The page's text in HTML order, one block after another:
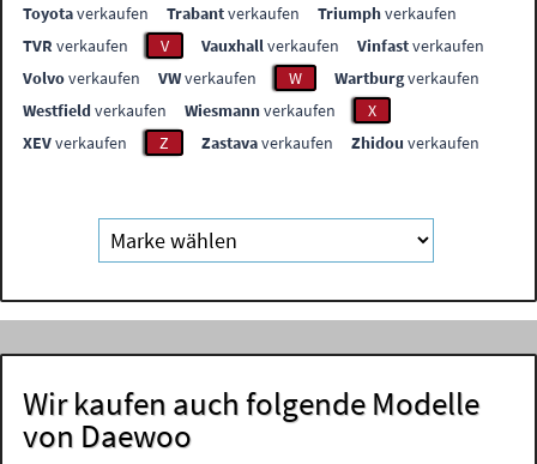
Toyotaverkaufen Trabantverkaufen Triumphverkaufen
TVR verkaufen V Vauxhallverkaufen Vinfastverkaufen
Volvoverkaufen VWverkaufen W Wartburgverkaufen
Westfieldverkaufen Wiesmannverkaufen
X
XEVverkaufen Z Zastavaverkaufen Zhidou verkaufen
Wir kaufen auch folgende Modelle
von Daewoo